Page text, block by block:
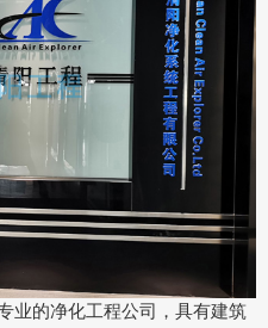
业的净化工程公司，具有建筑